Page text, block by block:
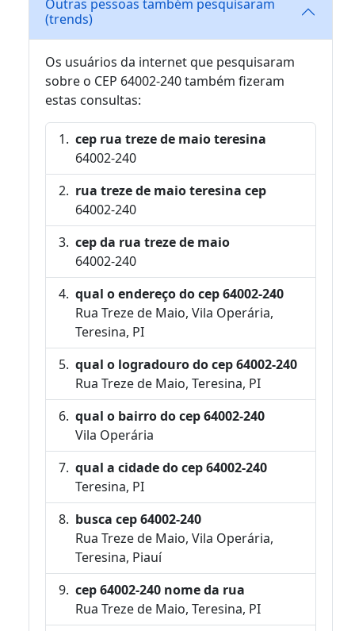
Outras pessoas também pesquisaram
(trends)
Os usuários da internet que pesquisaram
sobre o CEP 64002-240 também fizeram
estas consultas:
cep rua treze de maio teresina
64002-240
rua treze de maio teresina cep
64002-240
cep da rua treze de maio
64002-240
qual o endereço do cep 64002-240
Rua Treze de Maio, Vila Operária,
Teresina, PI
qual o logradouro do cep 64002-240
Rua Treze de Maio, Teresina, PI
qual o bairro do cep 64002-240
Vila Operária
qual a cidade do cep 64002-240
Teresina, PI
busca cep 64002-240
Rua Treze de Maio, Vila Operária,
Teresina, Piauí
cep 64002-240 nome da rua
Rua Treze de Maio, Teresina, PI